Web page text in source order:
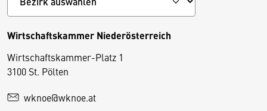
Wirtschaftskammer Niederösterreich
Wirtschaftskammer-Platz 1
3100 St. Pölten
wknoe@wknoe.at
D
e